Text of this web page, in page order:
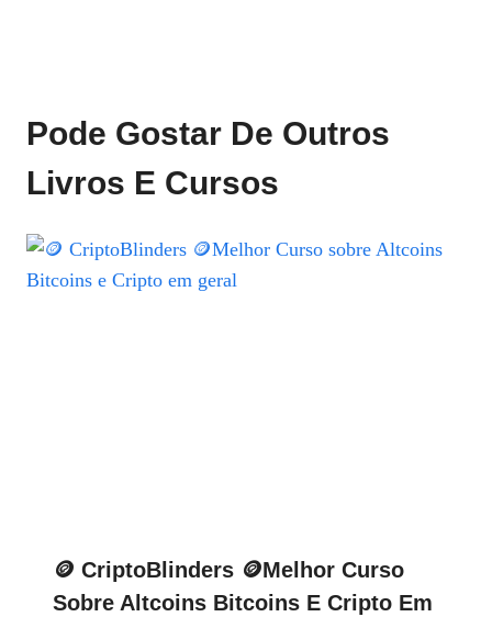
Pode Gostar De Outros
Livros E Cursos
🪙 CriptoBlinders 🪙Melhor Curso
Sobre Altcoins Bitcoins E Cripto Em